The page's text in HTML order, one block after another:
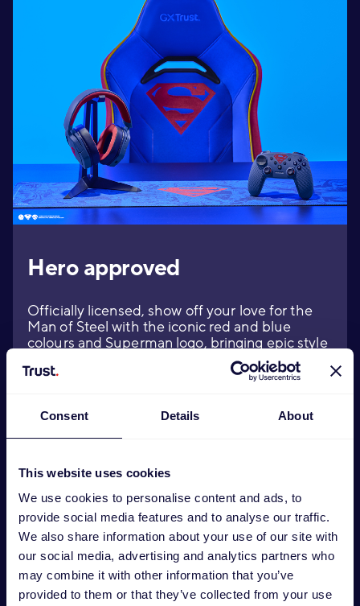
Consent Details About
This website uses cookies
We use cookies to personalise content and ads, to
provide social media features and to analyse our traffic.
We also share information about your use of our site with
our social media, advertising and analytics partners who
may combine it with other information that you’ve
provided to them or that they’ve collected from your use
Hero approved
Officially licensed, show off your love for the
Man of Steel with the iconic red and blue
colours and Superman logo, bringing epic style
to your gaming setup. A must-have for any
Superman fan!